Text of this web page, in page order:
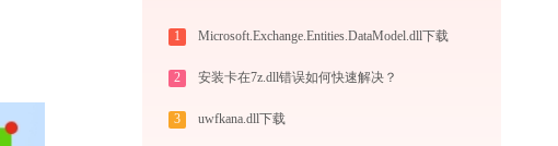
1 Microsoft.Exchange.Entities.DataModel.dll下载
2 安装卡在7z.dll错误如何快速解决？
3 uwfkana.dll下载